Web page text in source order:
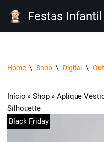
Festas Infantil
Home \ Shop \ Digital \
Início » Shop » Aplique
Silhouette
Black Friday